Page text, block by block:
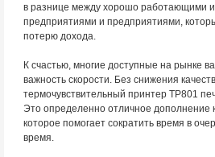
в разнице между хорошо работающими
предприятиями и предприятиями,
потерю дохода.
К счастью, многие доступные на рынке
важность скорости. Без снижения
термочувствительный принтер TP801
Это определенно отличное дополнение
которое помогает сократить время в
время.